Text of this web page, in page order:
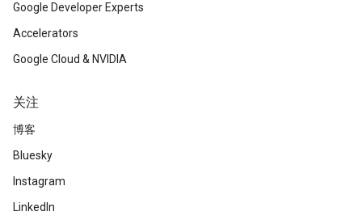
Google Developer Experts
Accelerators
Google Cloud & NVIDIA
关注
博客
Bluesky
Instagram
LinkedIn